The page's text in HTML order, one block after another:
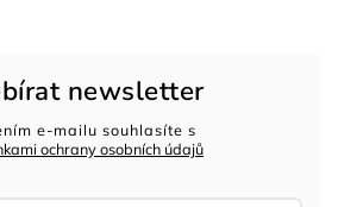
newsletter
e-mailu souhlasíte s
ochrany osobních údajů